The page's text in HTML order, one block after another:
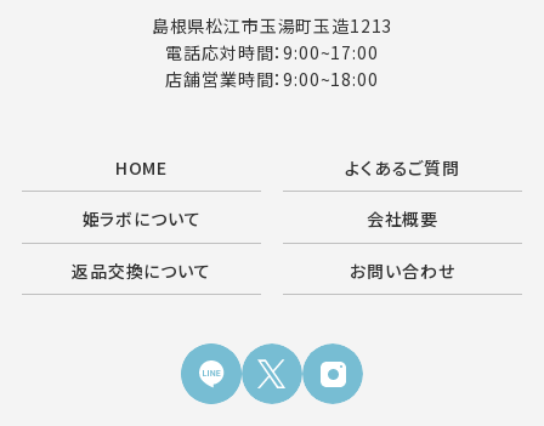
島根県松江市玉湯町玉造1213
電話応対時間：9:00~17:00
店舗営業時間：9:00~18:00
HOME よくあるご質問
姫ラボについて 会社概要
返品交換について お問い合わせ